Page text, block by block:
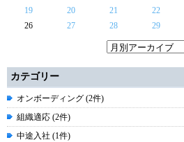
19 20 21 22
26
27 28 29
カテゴリー
オンボーディング (2件)
組織適応 (2件)
中途入社 (1件)